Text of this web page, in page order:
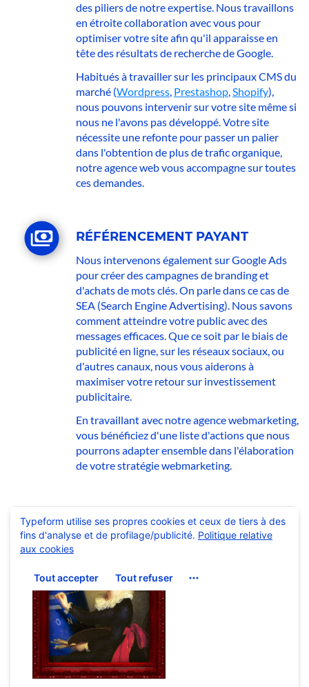
des piliers de notre expertise. Nous travaillons
en étroite collaboration avec vous pour
optimiser votre site afin qu'il apparaisse en
tête des résultats de recherche de Google.
Habitués à travailler sur les principaux CMS du
marché (Wordpress, Prestashop,Shopify),
nous pouvons intervenir sur votre site même si
nous ne l'avons pas développé. Votre site
nécessite une refonte pour passer un palier
dans l'obtention de plus de trafic organique,
notre agence web vous accompagne sur toutes
ces demandes.
RÉFÉRENCEMENT PAYANT
Nous intervenons également sur Google Ads
pour créer des campagnes de branding et
d'achats de mots clés. On parle dans ce cas de
SEA (Search Engine Advertising). Nous savons
comment atteindre votre public avec des
messages efficaces. Que ce soit par le biais de
publicité en ligne, sur les réseaux sociaux, ou
d'autres canaux, nous vous aiderons à
maximiser votre retour sur investissement
publicitaire.
En travaillant avec notre agence webmarketing,
vous bénéficiez d'une liste d'actions que nous
pourrons adapter ensemble dans l'élaboration
de votre stratégie webmarketing.